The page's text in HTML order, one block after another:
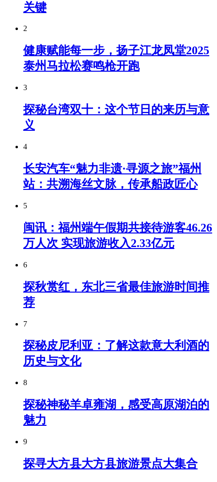
关键
2
健康赋能每一步，扬子江龙凤堂2025
泰州马拉松赛鸣枪开跑
3
探秘台湾双十：这个节日的来历与意
义
4
长安汽车“魅力非遗·寻源之旅”福州
站：共溯海丝文脉，传承船政匠心
5
闽讯：福州端午假期共接待游客46.26
万人次 实现旅游收入2.33亿元
6
探秋赏红，东北三省最佳旅游时间推
荐
7
探秘皮尼利亚：了解这款意大利酒的
历史与文化
8
探秘神秘羊卓雍湖，感受高原湖泊的
魅力
9
探寻大方县大方县旅游景点大集合